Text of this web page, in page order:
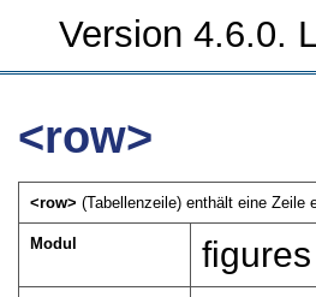
Version 4.6.0.
<row>
<row>(Tabellenzeile) enthält eine Zeile
Modul